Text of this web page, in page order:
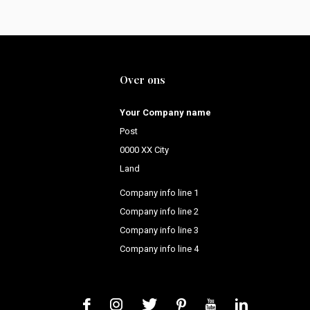
Over ons
Your Company name
Post
0000 XX City
Land
Company info line 1
Company info line 2
Company info line 3
Company info line 4